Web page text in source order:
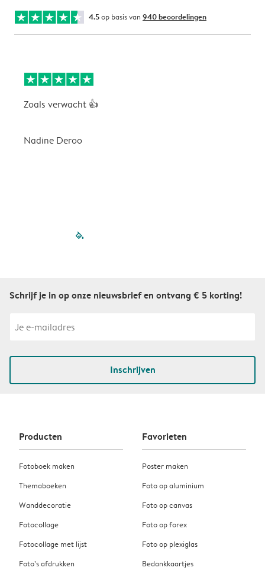
4.5op basis van 940 beoordelingen
Zoals verwacht 👍
Nadine Deroo
filled-pagination
Schrijf je in op onze nieuwsbrief en ontvang € 5 korting!
Inschrijven
Producten
Fotoboek maken
Themaboeken
Wanddecoratie
Fotocollage
Fotocollage met lijst
Foto’s afdrukken
Favorieten
Poster maken
Foto op aluminium
Foto op canvas
Foto op forex
Foto op plexiglas
Bedankkaartjes